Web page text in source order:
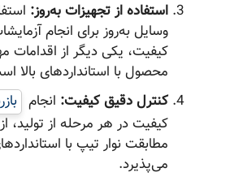
استفاده از تجهیزات به‌روز:استفاده
وسایل به‌روز برای انجام
کیفیت، یکی دیگر از اقدامات
محصول با استانداردهای بالا است.
کنترل دقیق کیفیت:انجام بازرسی‌
کیفیت در هر مرحله از تولید، از
مطابقت نوار تیپ با
می‌پذیرد.